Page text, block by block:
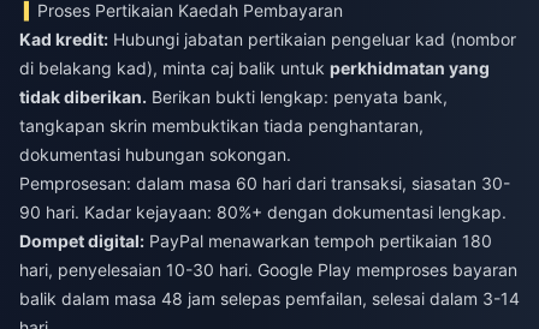
Proses Pertikaian Kaedah Pembayaran
Kad kredit: Hubungi jabatan pertikaian pengeluar kad (nombor
di belakang kad), minta caj balik untuk perkhidmatan yang
tidak diberikan. Berikan bukti lengkap: penyata bank,
tangkapan skrin membuktikan tiada penghantaran,
dokumentasi hubungan sokongan.
Pemprosesan: dalam masa 60 hari dari transaksi, siasatan 30-
90 hari. Kadar kejayaan: 80%+ dengan dokumentasi lengkap.
Dompet digital: PayPal menawarkan tempoh pertikaian 180
hari, penyelesaian 10-30 hari. Google Play memproses bayaran
balik dalam masa 48 jam selepas pemfailan, selesai dalam 3-14